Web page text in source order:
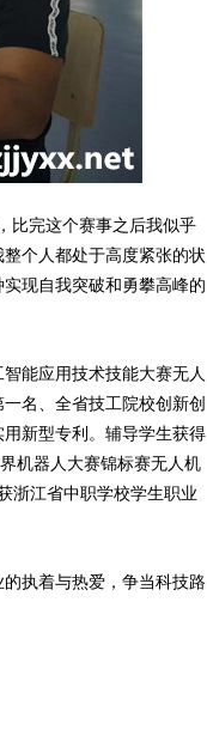
，比完这个赛事之 后我似乎
整个人都处于高度紧张的状
现自我突破和勇攀高峰的
能应用技术技能大赛无人
一名、全省技工院校创新创
新型专利。辅导学生获得
机器人大赛锦标赛无人机
浙江省中职学校学生职业
执着与热爱，争当科技路